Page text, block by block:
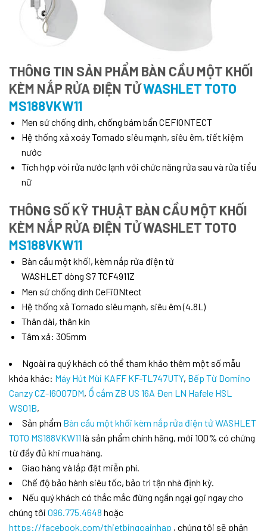
THÔNG TIN SẢN PHẨM BÀN CẦU MỘT KHỐI
KÈM NẮP RỬA ĐIỆN TỬWASHLET TOTO
MS188VKW11
Men sứ chống dính, chống bám bẩn CEFIONTECT
Hệ thống xả xoáy Tornado siêu mạnh, siêu êm, tiết kiệm
nước
Tích hợp vòi rửa nước lạnh với chức năng rửa sau và rửa tiểu
nữ
THÔNG SỐ KỸ THUẬT BÀN CẦU MỘT KHỐI
KÈM NẮP RỬA ĐIỆN TỬ WASHLET TOTO
MS188VKW11
Bàn cầu một khối, kèm nắp rửa điện tử
WASHLET dòng S7 TCF4911Z
Men sứ chống dính CeFiONtect
Hệ thống xả Tornado siêu mạnh, siêu êm (4.8L)
Thân dài, thân kín
Tâm xả: 305mm
Ngoài ra quý khách có thể tham khảo thêm một số mẫu
khóa khác: Máy Hút Mùi KAFF KF-TL747UTY, Bếp Từ Domino
Canzy CZ-I6007DM, Ổ cắm ZB US 16A Đen LN Hafele HSL
WS01B,
Sản phẩm Bàn cầu một khối kèm nắp rửa điện tử WASHLET
TOTO MS188VKW11 là sản phẩm chính hãng, mới 100% có chứng
từ đầy đủ khi mua hàng.
Giao hàng và lắp đặt miễn phí.
Chế độ bảo hành siêu tốc, bảo trì tận nhà định kỳ.
Nếu quý khách có thắc mắc đừng ngần ngại gọi ngay cho
chúng tôi 096.775.4648 hoặc
https://facebook.com/thietbingoainhap , chúng tôi sẽ phản